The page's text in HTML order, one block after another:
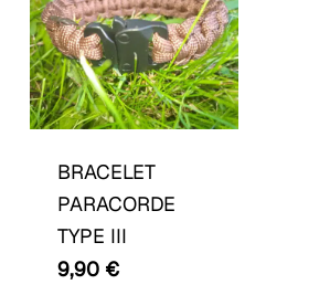
Ce
produit
plusieurs
variations.
Les
options
BRACELET
PARACORDE
TYPE III
9,90 €